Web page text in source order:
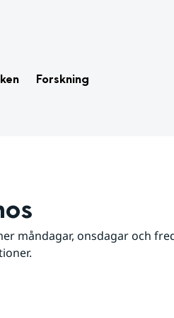
Forskning
måndagar, onsdagar och